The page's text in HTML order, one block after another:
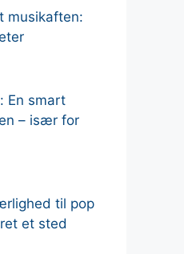
musikaften:
En smart
– især for
til pop
et sted